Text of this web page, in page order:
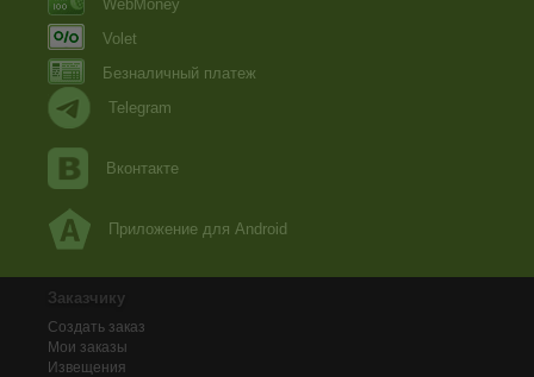
WebMoney
Volet
Безналичный платеж
Telegram
Вконтакте
Приложение для Android
Заказчику
Создать заказ
Мои заказы
Извещения